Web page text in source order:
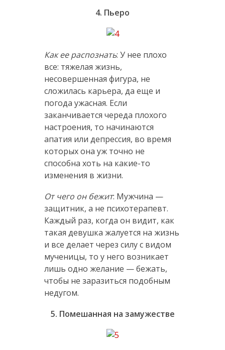
4. Пьеро
Как ее распознать: У нее плохо
все: тяжелая жизнь,
несовершенная фигура, не
сложилась карьера, да еще и
погода ужасная. Если
заканчивается череда плохого
настроения, то начинаются
апатия или депрессия, во время
которых она уж точно не
способна хоть на какие-то
изменения в жизни.
От чего он бежит: Мужчина —
защитник, а не психотерапевт.
Каждый раз, когда он видит, как
такая девушка жалуется на жизнь
и все делает через силу с видом
мученицы, то у него возникает
лишь одно желание — бежать,
чтобы не заразиться подобным
недугом.
5. Помешанная на замужестве